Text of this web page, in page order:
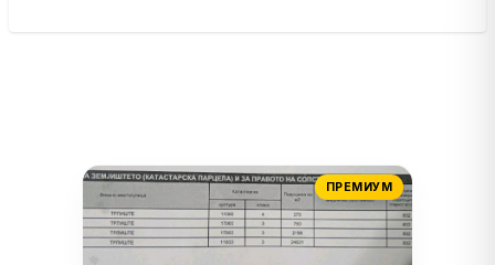
ПРЕМИУМ